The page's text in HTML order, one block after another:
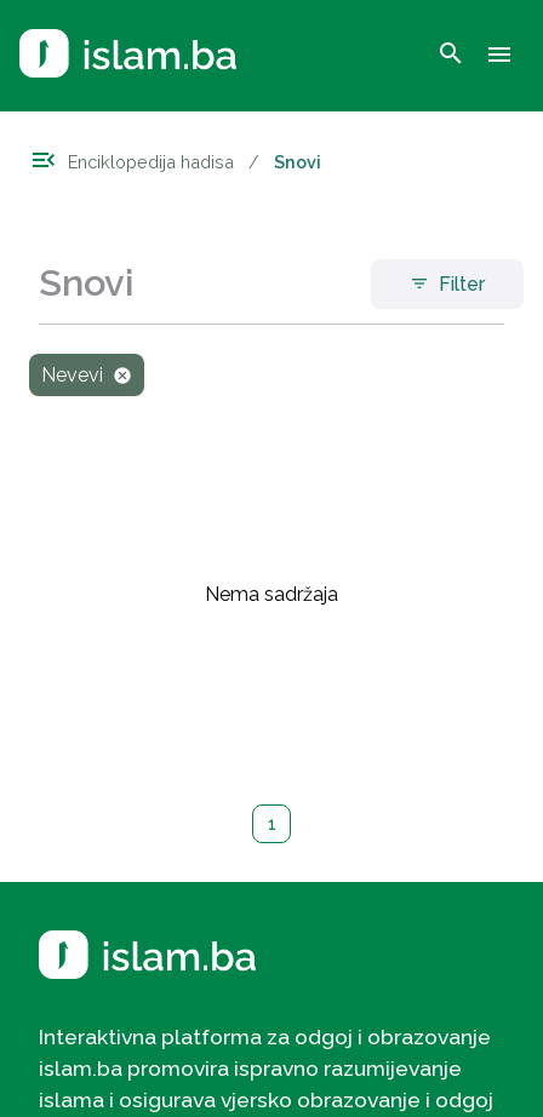
search menu
menu_open Enciklopedija hadisa / Snovi
filter_list Filter
Snovi
Nevevi cancel
Nema sadržaja
1
Interaktivna platforma za odgoj i obrazovanje
islam.ba promovira ispravno razumijevanje
islama i osigurava vjersko obrazovanje i odgoj